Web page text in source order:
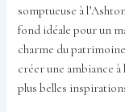
somptueuse à
fond idéale pour un
charme du
créer une ambiance
plus belles